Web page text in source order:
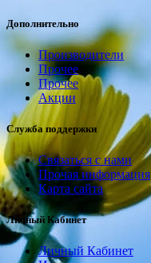
Дополнительно
Производители
Прочее
Прочее
Акции
Служба поддержки
Связаться с нами
Прочая информация
Карта сайта
Личный Кабинет
Личный Кабинет